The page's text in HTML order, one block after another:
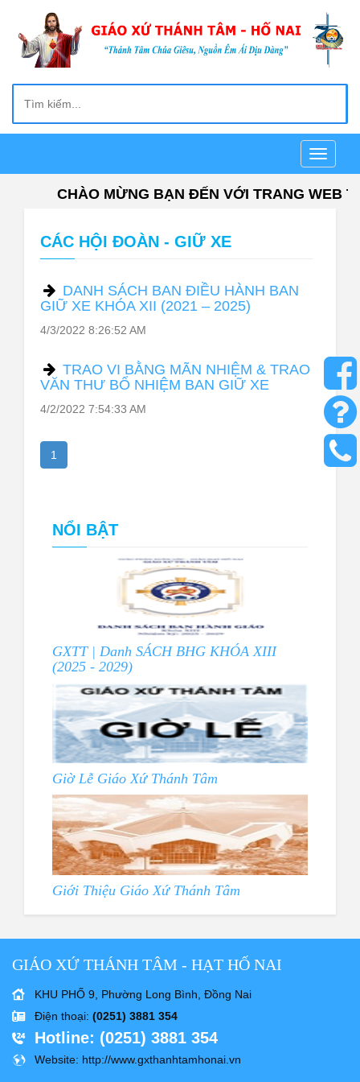
Toggle
CHÀO MỪNG BẠN ĐẾN VỚI TRANG WEB
CÁC HỘI ĐOÀN - GIỮ XE
DANH SÁCH BAN ĐIỀU HÀNH BAN
GIỮ XE KHÓA XII (2021 – 2025)
4/3/2022 8:26:52 AM
TRAO VI BẰNG MÃN NHIỆM & TRAO
VĂN THƯ BỔ NHIỆM BAN GIỮ XE
4/2/2022 7:54:33 AM
1
NỔI BẬT
GXTT | Danh SÁCH BHG KHÓA XIII
(2025 - 2029)
Giờ Lễ Giáo Xứ Thánh Tâm
Giới Thiệu Giáo Xứ Thánh Tâm
GIÁO XỨ THÁNH TÂM - HẠT HỐ NAI
KHU PHỐ 9, Phường Long Bình, Đồng Nai
Điện thoại: (0251) 3881 354
Hotline: (0251) 3881 354
Website: http://www.gxthanhtamhonai.vn